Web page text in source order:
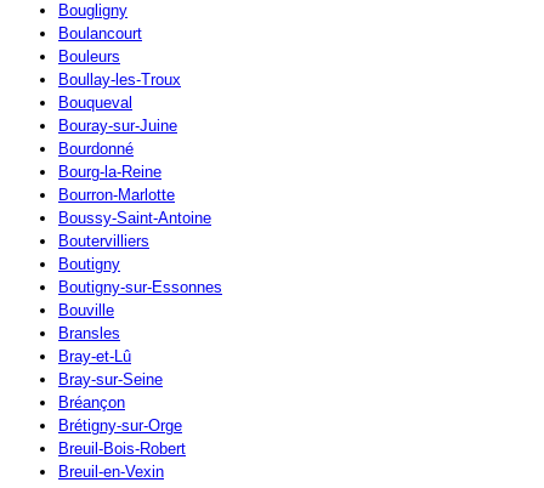
Bougligny
Boulancourt
Bouleurs
Boullay-les-Troux
Bouqueval
Bouray-sur-Juine
Bourdonné
Bourg-la-Reine
Bourron-Marlotte
Boussy-Saint-Antoine
Boutervilliers
Boutigny
Boutigny-sur-Essonnes
Bouville
Bransles
Bray-et-Lû
Bray-sur-Seine
Bréançon
Brétigny-sur-Orge
Breuil-Bois-Robert
Breuil-en-Vexin